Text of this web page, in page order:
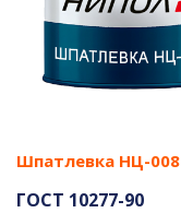
Шпатлевка НЦ-008
ГОСТ 10277-90